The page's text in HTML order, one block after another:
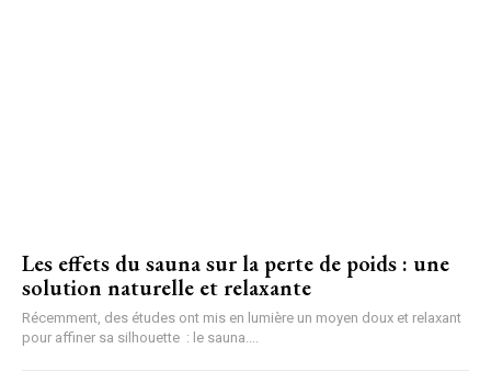
Les effets du sauna sur la perte de poids : une
solution naturelle et relaxante
Récemment, des études ont mis en lumière un moyen doux et relaxant
pour affiner sa silhouette : le sauna....